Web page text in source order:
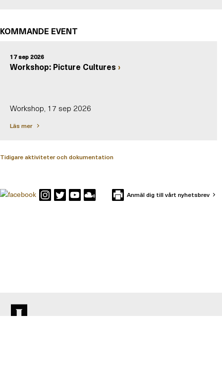
KOMMANDE EVENT
17 sep 2026
Workshop: Picture Cultures
Workshop, 17 sep 2026
Läs mer
Tidigare aktiviteter och dokumentation
Anmäl dig till vårt nyhetsbrev